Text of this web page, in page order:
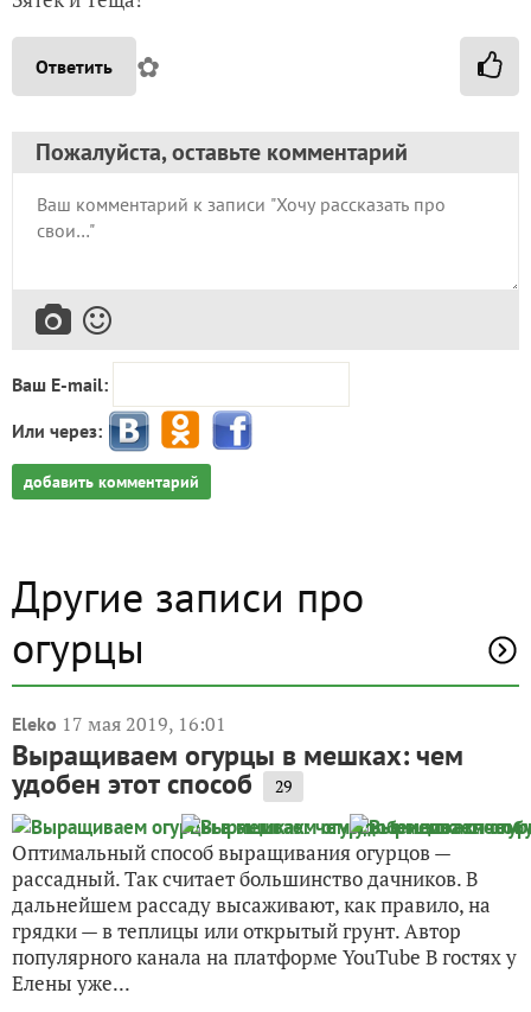
Ответить ✿
Пожалуйста, оставьте комментарий
Ваш E-mail:
Или через:
добавить комментарий
Другие записи про
огурцы
Eleko 17 мая 2019, 16:01
Выращиваем огурцы в мешках: чем
удобен этот способ 29
Оптимальный способ выращивания огурцов —
рассадный. Так считает большинство дачников. В
дальнейшем рассаду высаживают, как правило, на
грядки — в теплицы или открытый грунт. Автор
популярного канала на платформе YouTube В гостях у
Елены уже...